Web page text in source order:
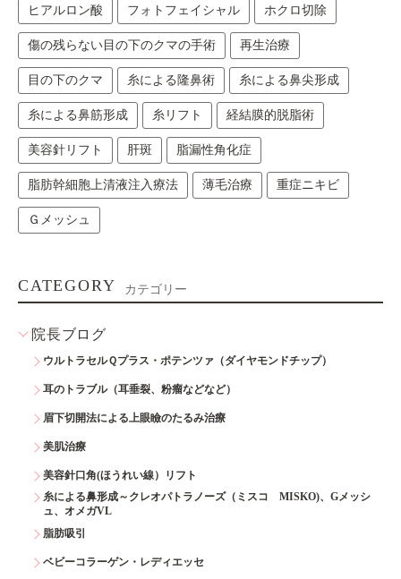
ヒアルロン酸 フォトフェイシャル ホクロ切除
傷の残らない目の下のクマの手術 再生治療
目の下のクマ 糸による隆鼻術 糸による鼻尖形成
糸による鼻筋形成 糸リフト 経結膜的脱脂術
美容針リフト 肝斑 脂漏性角化症
脂肪幹細胞上清液注入療法 薄毛治療 重症ニキビ
Ｇメッシュ
CATEGORY カテゴリー
院長ブログ
ウルトラセルＱプラス・ポテンツァ（ダイヤモンドチップ）
耳のトラブル（耳垂裂、粉瘤などなど）
眉下切開法による上眼瞼のたるみ治療
美肌治療
美容針口角(ほうれい線）リフト
糸による鼻形成～クレオパトラノーズ（ミスコ MISKO)、Gメッシ
ュ、オメガVL
脂肪吸引
ベビーコラーゲン・レディエッセ